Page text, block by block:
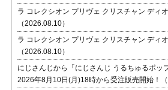
ラ コレクシオン プリヴェ クリスチャン ディ
（2026.08.10）
ラ コレクシオン プリヴェ クリスチャン ディ
（2026.08.10）
にじさんじから「にじさんじ うるちゅるポッ
2026年8月10日(月)18時から受注販売開始！（